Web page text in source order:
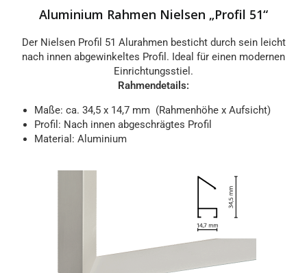
Aluminium Rahmen Nielsen „Profil 51“
Der Nielsen Profil 51 Alurahmen besticht durch sein leicht
nach innen abgewinkeltes Profil. Ideal für einen modernen
Einrichtungsstiel.
Rahmendetails:
Maße: ca. 34,5 x 14,7 mm (Rahmenhöhe x Aufsicht)
Profil: Nach innen abgeschrägtes Profil
Material: Aluminium